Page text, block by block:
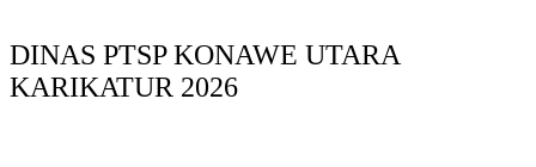
DINAS PTSP KONAWE UTARA
KARIKATUR 2026